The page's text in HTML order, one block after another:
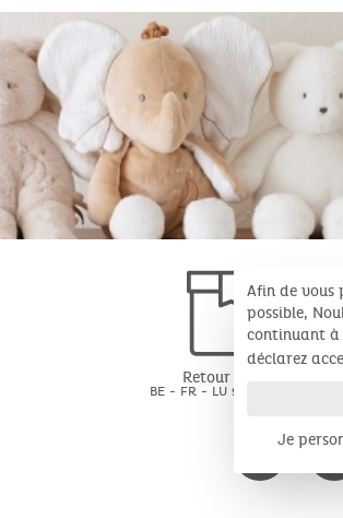
Retour gratuit
BE - FR - LU sous 30 jours*
Afin de vous
possible,
continuant à
déclarez
Je